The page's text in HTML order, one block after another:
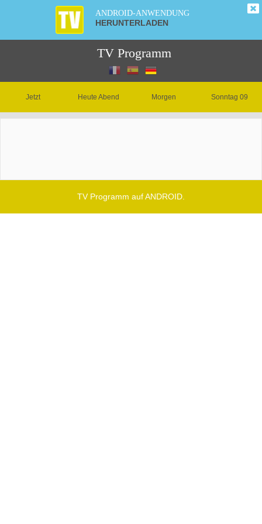
ANDROID-ANWENDUNG
HERUNTERLADEN
TV Programm
Jetzt Heute Abend Morgen Sonntag 09
TV Programm auf ANDROID.